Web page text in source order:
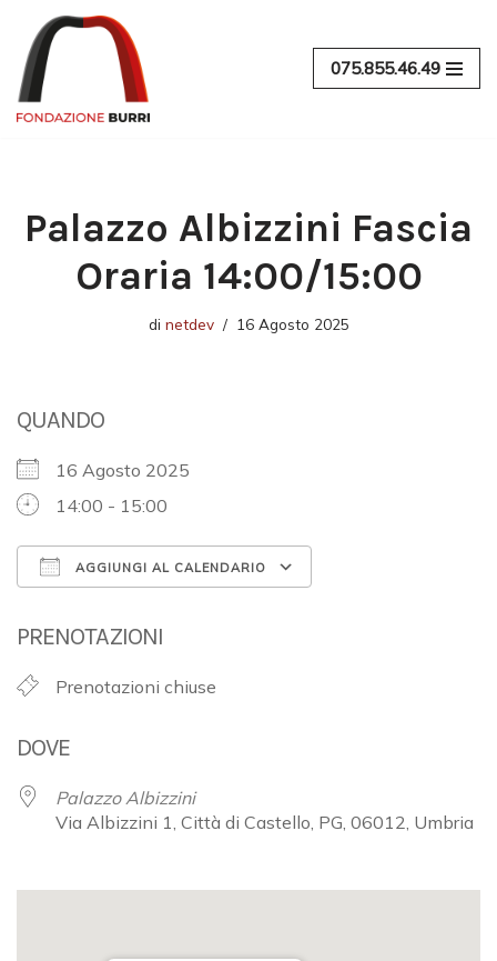
Vai
al
contenuto
075.855.46.49
Palazzo Albizzini Fascia
Oraria 14:00/15:00
di netdev 16 Agosto 2025
QUANDO
16 Agosto 2025
14:00 - 15:00
AGGIUNGI AL CALENDARIO
PRENOTAZIONI
Prenotazioni chiuse
DOVE
Palazzo Albizzini
Via Albizzini 1, Città di Castello, PG, 06012, Umbria